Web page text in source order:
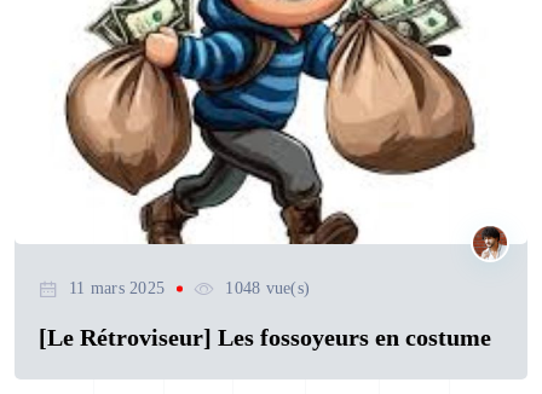
11 mars 2025 1048 vue(s)
[Le Rétroviseur] Les fossoyeurs en costume